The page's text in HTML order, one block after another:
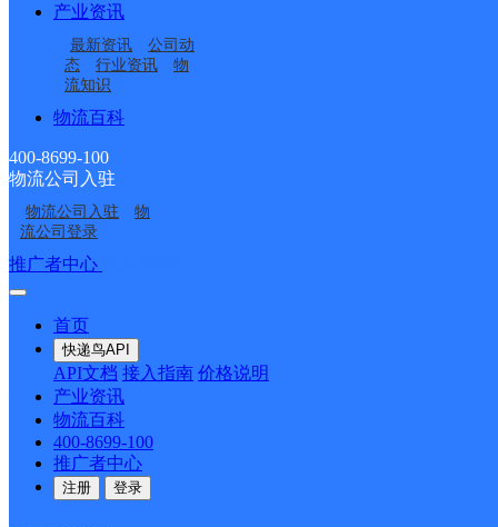
产业资讯
最新资讯
公司动
态
行业资讯
物
流知识
物流百科
400-8699-100
物流公司入驻
物流公司入驻
物
流公司登录
推广者中心
首页
快递鸟API
API文档 接入指南 价格说明
产业资讯
物流百科
400-8699-100
推广者中心
注册 登录
服务部书林巷分部
云南主城区公司昌宁县
服务部翁堵分部
云南主城区公司昌宁县
服务部
云南主城区公司昌宁县
服务部柯街镇分部
云南主城区公司昌宁县
服务部隆祥花园分部
云南主城区公司昌宁县
服务部宝丰分部
云南主城区公司昌宁县
接口API
API接口 DEMO下载
关于我们
公司介绍 企业动态
合作伙伴 快递鸟接口服务协议
户隐私政策